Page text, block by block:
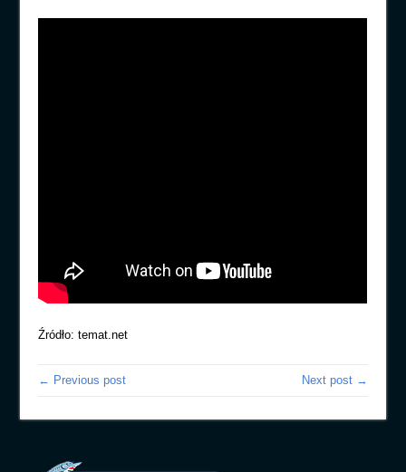
Źródło: temat.net
← Previous post Next post →